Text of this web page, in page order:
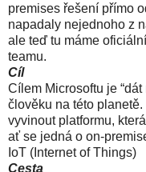
premises řešení přímo
napadaly nejednoho z
ale teď tu máme
teamu.
Cíl
Cílem Microsoftu je
člověku na této
vyvinout platformu,
ať se jedná o on-
IoT (Internet of Things)
Cesta